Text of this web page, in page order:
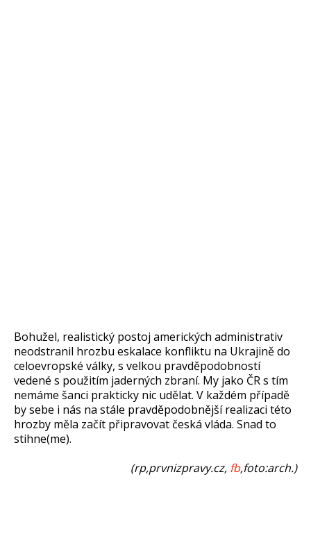
Bohužel, realistický postoj amerických administrativ
neodstranil hrozbu eskalace konfliktu na Ukrajině do
celoevropské války, s velkou pravděpodobností
vedené s použitím jaderných zbraní. My jako ČR s tím
nemáme šanci prakticky nic udělat. V každém případě
by sebe i nás na stále pravděpodobnější realizaci této
hrozby měla začít připravovat česká vláda. Snad to
stihne(me).
(rp,prvnizpravy.cz, fb,foto:arch.)